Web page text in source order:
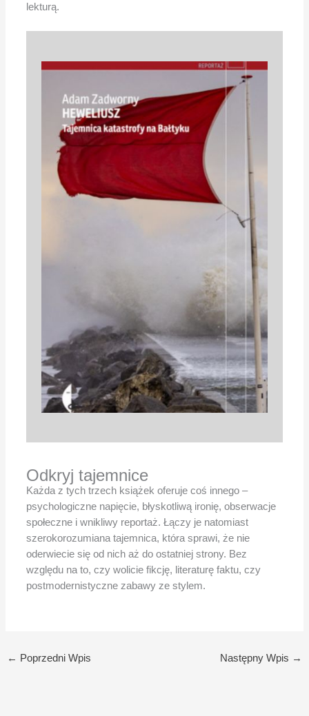
lekturą.
Odkryj tajemnice
Każda z tych trzech książek oferuje coś innego –
psychologiczne napięcie, błyskotliwą ironię, obserwacje
społeczne i wnikliwy reportaż. Łączy je natomiast
szerokorozumiana tajemnica, która sprawi, że nie
oderwiecie się od nich aż do ostatniej strony. Bez
względu na to, czy wolicie fikcję, literaturę faktu, czy
postmodernistyczne zabawy ze stylem.
← Poprzedni Wpis Następny Wpis →